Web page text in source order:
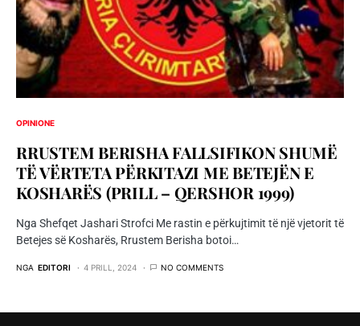
OPINIONE
RRUSTEM BERISHA FALLSIFIKON SHUMË
TË VËRTETA PËRKITAZI ME BETEJËN E
KOSHARËS (PRILL – QERSHOR 1999)
Nga Shefqet Jashari Strofci Me rastin e përkujtimit të një vjetorit të
Betejes së Kosharës, Rrustem Berisha botoi…
NGA EDITORI 4 PRILL, 2024 NO COMMENTS